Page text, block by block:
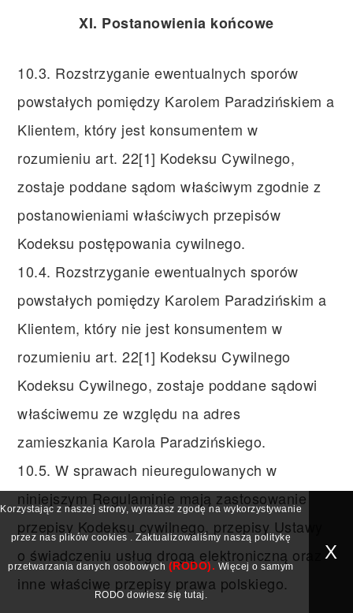
XI. Postanowienia końcowe
10.3. Rozstrzyganie ewentualnych sporów
powstałych pomiędzy Karolem Paradzińskiem a
Klientem, który jest konsumentem w
rozumieniu art. 22[1] Kodeksu Cywilnego,
zostaje poddane sądom właściwym zgodnie z
postanowieniami właściwych przepisów
Kodeksu postępowania cywilnego.
10.4. Rozstrzyganie ewentualnych sporów
powstałych pomiędzy Karolem Paradzińskim a
Klientem, który nie jest konsumentem w
rozumieniu art. 22[1] Kodeksu Cywilnego
Kodeksu Cywilnego, zostaje poddane sądowi
właściwemu ze względu na adres
zamieszkania Karola Paradzińskiego.
10.5. W sprawach nieuregulowanych w
niniejszym Regulaminie mają zastosowanie
przepisy Kodeksu cywilnego, przepisy Ustawy
o świadczeniu usług drogą elektroniczną oraz
inne właściwe przepisy prawa polskiego.
Korzystając z naszej strony, wyrażasz zgodę na wykorzystywanie
przez nas plikówcookies . Zaktualizowaliśmy naszą politykę
przetwarzania danych osobowych (RODO). Więcej o samym
RODO dowiesz siętutaj .
X